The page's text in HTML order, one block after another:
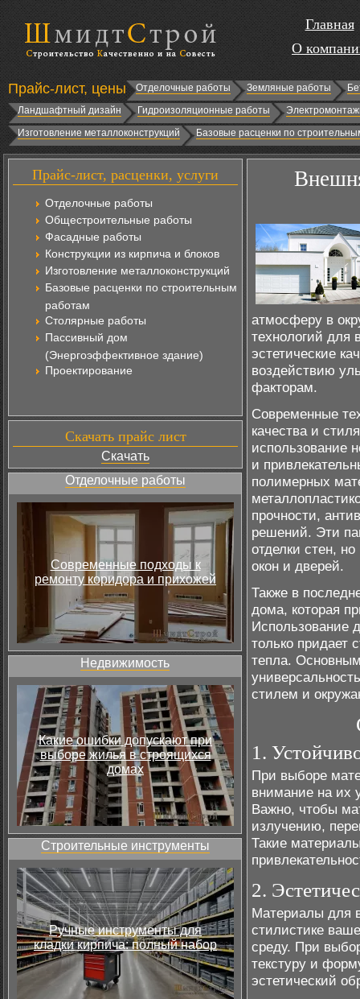
Главная
О
Прайс-лист, цены Отделочные работы Земляные работы
Ландшафтный дизайн
Гидроизоляционные работы
Изготовление металлоконструкций
Базовые расценки по
Прайс-лист, расценки, услуги
Отделочные работы
Общестроительные работы
Фасадные работы
Конструкции из кирпича и блоков
Изготовление металлоконструкций
Базовые расценки по строительным
работам
Столярные работы
Пассивный дом
(Энергоэффективное здание)
Проектирование
Скачать прайс лист
Скачать
Отделочные работы
Современные подходы к
ремонту коридора и прихожей
Недвижимость
Какие ошибки допускают при
выборе жилья в строящихся
домах
Строительные инструменты
Ручные инструменты для
кладки кирпича: полный набор
атмосферу в
технологий для
эстетические
воздействию
факторам.
Современные
качества и
использование
и
полимерных
прочности,
решений. Эти
отделки стен,
окон и дверей.
Также в
дома, которая
Использование
только придает
тепла.
стилем и
1.
При выборе
внимание на их
Важно, чтобы
излучению,
Такие
2.
Материалы для
стилистике
среду. При
текстуру и
эстетический